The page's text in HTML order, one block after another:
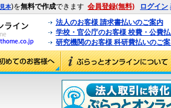
見本)を無料で作成できます 会員登録(無料) ログイン
法人のお客様 請求書払いのご案内
学校・官公庁のお客様 校費・公費
研究機関のお客様 科研費払いのご